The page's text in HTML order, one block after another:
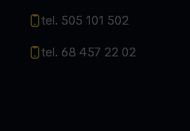
tel. 505 101 502
tel. 68 457 22 02